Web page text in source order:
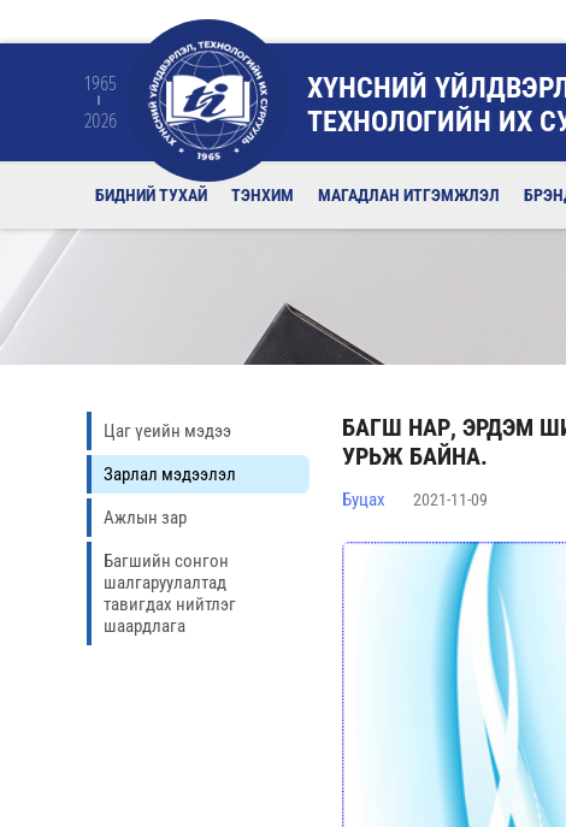
1965
2026
ХҮНСНИЙ
ТЕХНОЛОГИЙН ИХ
БИДНИЙ ТУХАЙ ТЭНХИМ МАГАДЛАН ИТГЭМЖЛЭЛ
Цаг үеийн мэдээ
Зарлал мэдээлэл
Ажлын зар
Багшийн сонгон
шалгаруулалтад
тавигдах нийтлэг
шаардлага
БАГШ НАР, ЭРДЭМ
УРЬЖ БАЙНА.
Буцах 2021-11-09